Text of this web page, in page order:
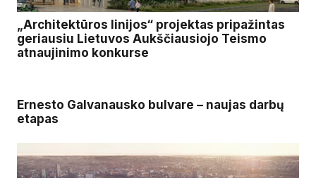
„Architektūros linijos“ projektas pripažintas
geriausiu Lietuvos Aukščiausiojo Teismo
atnaujinimo konkurse
Ernesto Galvanausko bulvare – naujas darbų
etapas